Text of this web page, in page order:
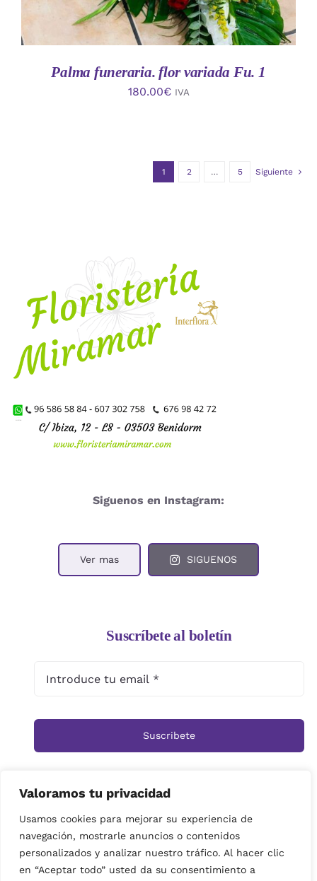
Valoramos tu privacidad
Usamos cookies para mejorar su experiencia de
navegación, mostrarle anuncios o contenidos
personalizados y analizar nuestro tráfico. Al hacer clic
en “Aceptar todo” usted da su consentimiento a
Palma funeraria. flor variada Fu. 1
180.00€ IVA
1 2 … 5 Siguiente
Siguenos en Instagram:
Ver mas SIGUENOS
Suscríbete al boletín
Suscribete
Inicio Tienda Ramos Rosas
Centros
Cestas
Arreglos Funerarios
Contacto
Política de privacidad
© Copyright 2019 | imagenes propiedad de Floristeria